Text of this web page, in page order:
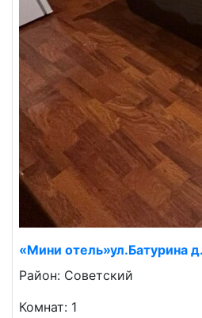
«Мини отель»ул.Батурина
Район: Советский
Комнат: 1